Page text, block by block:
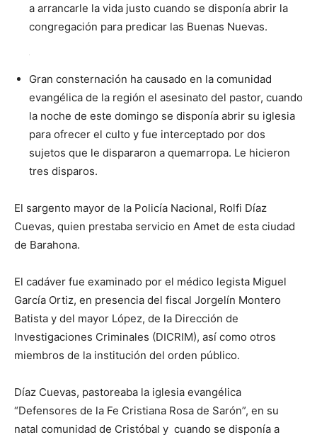
a arrancarle la vida justo cuando se disponía abrir la
congregación para predicar las Buenas Nuevas.
Gran consternación ha causado en la comunidad
evangélica de la región el asesinato del pastor, cuando
la noche de este domingo se disponía abrir su iglesia
para ofrecer el culto y fue interceptado por dos
sujetos que le dispararon a quemarropa. Le hicieron
tres disparos.
El sargento mayor de la Policía Nacional, Rolfi Díaz
Cuevas, quien prestaba servicio en Amet de esta ciudad
de Barahona.
El cadáver fue examinado por el médico legista Miguel
García Ortiz, en presencia del fiscal Jorgelín Montero
Batista y del mayor López, de la Dirección de
Investigaciones Criminales (DICRIM), así como otros
miembros de la institución del orden público.
Díaz Cuevas, pastoreaba la iglesia evangélica
“Defensores de la Fe Cristiana Rosa de Sarón”, en su
natal comunidad de Cristóbal y cuando se disponía a